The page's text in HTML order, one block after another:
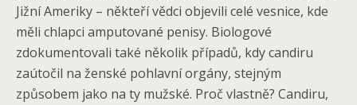
Jižní Ameriky – někteří vědci objevili celé vesnice, kde
měli chlapci amputované penisy. Biologové
zdokumentovali také několik případů, kdy candiru
zaútočil na ženské pohlavní orgány, stejným
způsobem jako na ty mužské. Proč vlastně? Candiru,